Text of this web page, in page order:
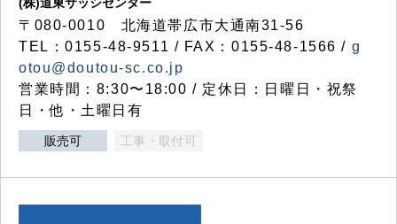
〒080-0010 北海道帯広市大通南31-56
TEL：0155-48-9511 / FAX：0155-48-1566 / g
otou@doutou-sc.co.jp
営業時間：8:30〜18:00 / 定休日：日曜日・祝祭
日・他・土曜日有
販売可 工事・取付可